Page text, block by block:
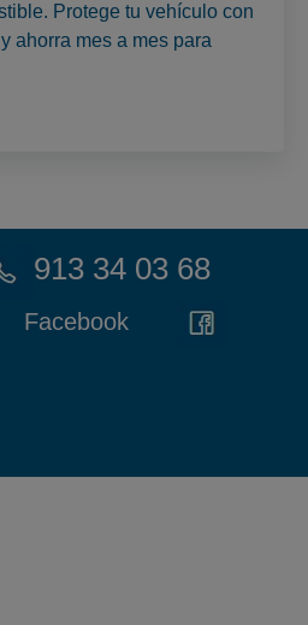
Protege tu vehículo con
ahorra mes a mes para
913 34 03 68
Facebook